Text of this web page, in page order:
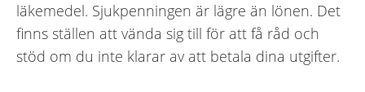
läkemedel. Sjukpenningen är lägre än lönen. Det
finns ställen att vända sig till för att få råd och
stöd om du inte klarar av att betala dina utgifter.